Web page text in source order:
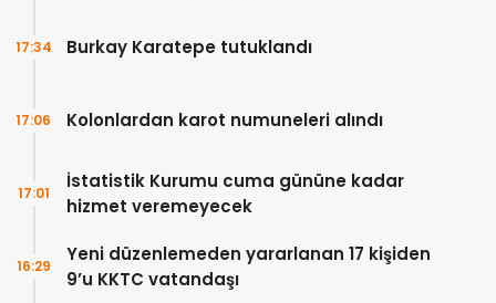
Burkay Karatepe tutuklandı
17:34
Kolonlardan karot numuneleri alındı
17:06
İstatistik Kurumu cuma gününe kadar
hizmet veremeyecek
17:01
Yeni düzenlemeden yararlanan 17 kişiden
9’u KKTC vatandaşı
16:29